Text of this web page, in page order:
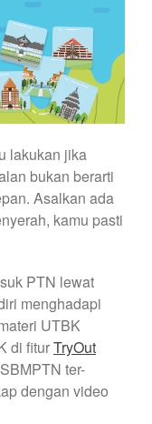
lakukan jika
bukan berarti
Asalkan ada
kamu pasti
PTN lewat
menghadapi
UTBK
di fiturTryOut
ter-
dengan video